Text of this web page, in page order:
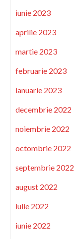
iunie 2023
aprilie 2023
martie 2023
februarie 2023
ianuarie 2023
decembrie 2022
noiembrie 2022
octombrie 2022
septembrie 2022
august 2022
iulie 2022
iunie 2022